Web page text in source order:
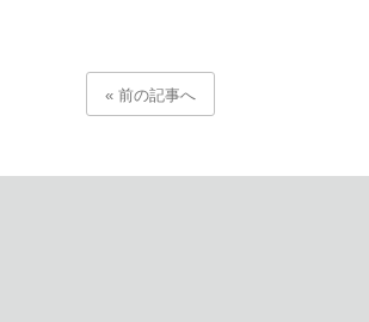
« 前の記事へ